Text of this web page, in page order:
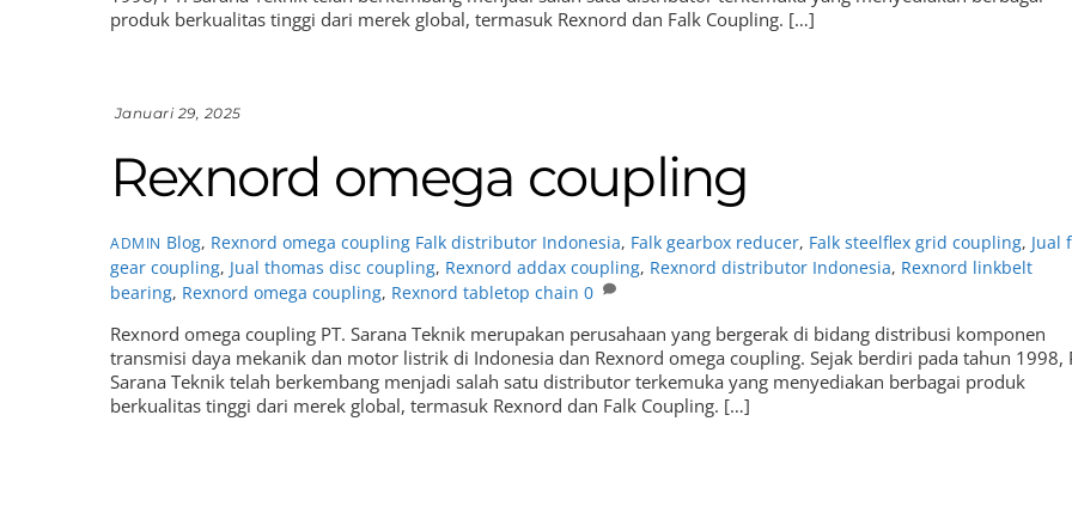
produk berkualitas tinggi dari merek global, termasuk Rexnord dan Falk Coupling. […]
Januari 29, 2025
Rexnord omega coupling
ADMIN Blog, Rexnord omega coupling Falk distributor Indonesia, Falk gearbox reducer, Falk steelflex grid coupling, Jual
gear coupling, Jual thomas disc coupling, Rexnord addax coupling, Rexnord distributor Indonesia, Rexnord linkbelt
bearing, Rexnord omega coupling, Rexnord tabletop chain 0
Rexnord omega coupling PT. Sarana Teknik merupakan perusahaan yang bergerak di bidang distribusi komponen
transmisi daya mekanik dan motor listrik di Indonesia dan Rexnord omega coupling. Sejak berdiri pada tahun 1998,
Sarana Teknik telah berkembang menjadi salah satu distributor terkemuka yang menyediakan berbagai produk
berkualitas tinggi dari merek global, termasuk Rexnord dan Falk Coupling. […]